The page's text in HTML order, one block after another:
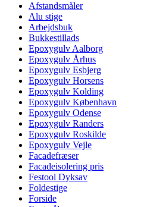
Afstandsmåler
Alu stige
Arbejdsbuk
Bukkestillads
Epoxygulv Aalborg
Epoxygulv Århus
Epoxygulv Esbjerg
Epoxygulv Horsens
Epoxygulv Kolding
Epoxygulv København
Epoxygulv Odense
Epoxygulv Randers
Epoxygulv Roskilde
Epoxygulv Vejle
Facadefræser
Facadeisolering pris
Festool Dyksav
Foldestige
Forside